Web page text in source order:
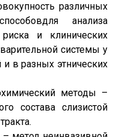
различных
анализа
риска и клинических
системы у
и в разных этнических
методы –
состава слизистой